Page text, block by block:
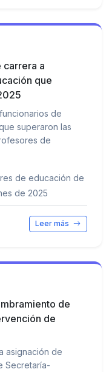
carrera a
que
de
superaron las
de
de educación de
de 2025
Leer más
de
de
asignación de
Secretaría-